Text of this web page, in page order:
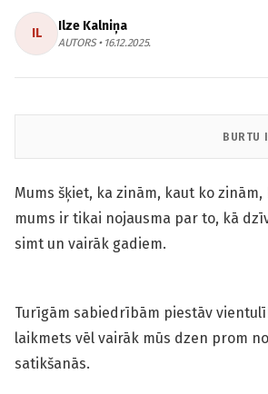
IL Ilze Kalniņa
AUTORS • 16.12.2025.
BURTU
Mums šķiet, ka zinām, kaut ko
mums ir tikai nojausma par to, kā
simt un vairāk gadiem.
Turīgām sabiedrībām piestāv
laikmets vēl vairāk mūs dzen prom
satikšanās.